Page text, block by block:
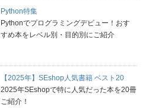
Python特集
Pythonでプログラミングデビュー！おす
すめ本をレベル別・目的別にご紹介
【2025年】SEshop人気書籍 ベスト20
2025年SEshopで特に人気だった本を20冊
ご紹介！